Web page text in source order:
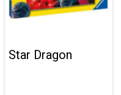
Star Dragon